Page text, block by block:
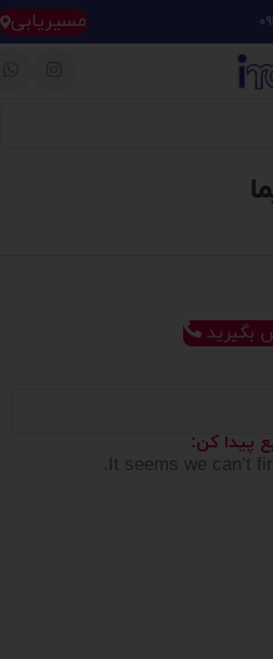
مسیریابی
بگیرید
پیدا کن:
It seems we can’t